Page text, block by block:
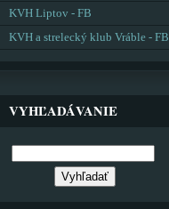
KVH Liptov - FB
KVH a strelecký klub Vráble - FB
VYHĽADÁVANIE